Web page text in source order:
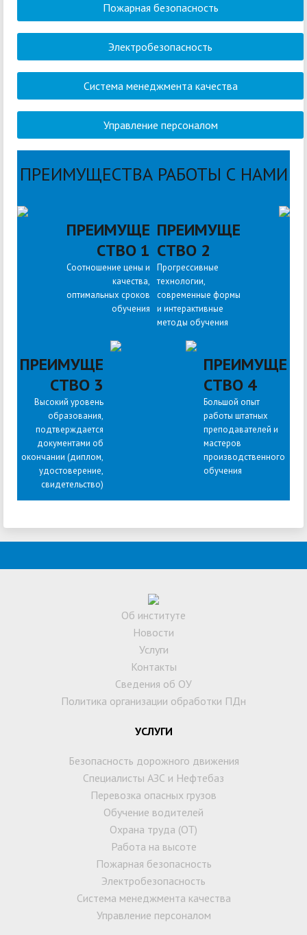
Пожарная безопасность
Электробезопасность
Система менеджмента качества
Управление персоналом
ПРЕИМУЩЕСТВА РАБОТЫ С НАМИ
ПРЕИМУЩЕ
СТВО 1
Соотношение цены и
качества,
оптимальных сроков
обучения
ПРЕИМУЩЕ
СТВО 2
Прогрессивные
технологии,
современные формы
и интерактивные
методы обучения
ПРЕИМУЩЕ
СТВО 3
Высокий уровень
образования,
подтверждается
документами об
окончании (диплом,
удостоверение,
свидетельство)
ПРЕИМУЩЕ
СТВО 4
Большой опыт
работы штатных
преподавателей и
мастеров
производственного
обучения
Об институте
Новости
Услуги
Контакты
Сведения об ОУ
Политика организации обработки ПДн
УСЛУГИ
Безопасность дорожного движения
Специалисты АЗС и Нефтебаз
Перевозка опасных грузов
Обучение водителей
Охрана труда (ОТ)
Работа на высоте
Пожарная безопасность
Электробезопасность
Система менеджмента качества
Управление персоналом